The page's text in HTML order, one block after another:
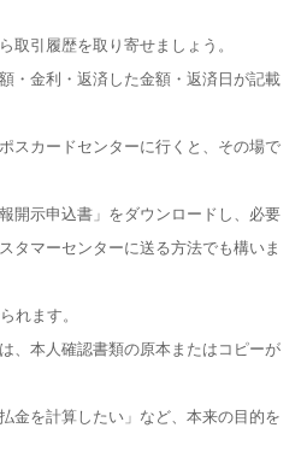
取引履歴を取り寄せましょう。
・金利・返済した金額・返済日が記載
スカードセンターに行くと、その場で
開示申込書」をダウンロードし、必要
タマーセンターに送る方法でも構いま
れます。
、本人確認書類の原本またはコピーが
金を計算したい」など、本来の目的を